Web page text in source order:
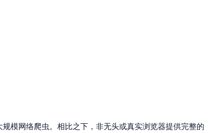
模网络爬虫。相比之下，非无头或真实浏览器提供完整的